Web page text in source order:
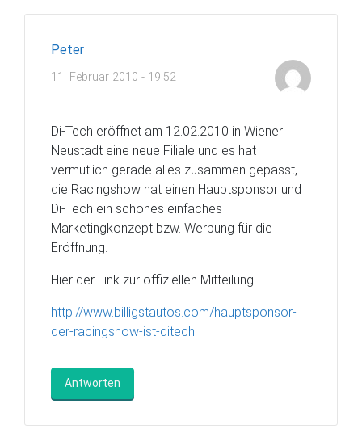
Peter
11. Februar 2010 - 19:52
Di-Tech eröffnet am 12.02.2010 in Wiener
Neustadt eine neue Filiale und es hat
vermutlich gerade alles zusammen gepasst,
die Racingshow hat einen Hauptsponsor und
Di-Tech ein schönes einfaches
Marketingkonzept bzw. Werbung für die
Eröffnung.
Hier der Link zur offiziellen Mitteilung
http://www.billigstautos.com/hauptsponsor-
der-racingshow-ist-ditech
Antworten